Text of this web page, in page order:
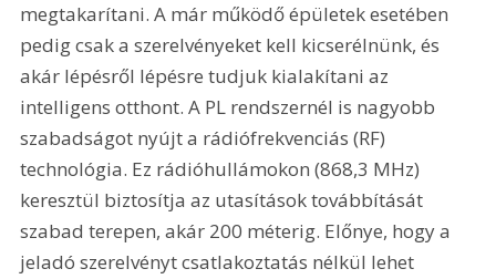
megtakarítani. A már működő épületek esetében
pedig csak a szerelvényeket kell kicserélnünk, és
akár lépésről lépésre tudjuk kialakítani az
intelligens otthont. A PL rendszernél is nagyobb
szabadságot nyújt a rádiófrekvenciás (RF)
technológia. Ez rádióhullámokon (868,3 MHz)
keresztül biztosítja az utasítások továbbítását
szabad terepen, akár 200 méterig. Előnye, hogy a
jeladó szerelvényt csatlakoztatás nélkül lehet